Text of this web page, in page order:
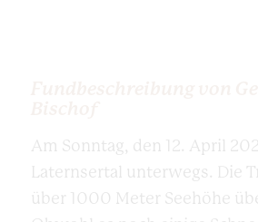
Am Sonntag, den 12. April
Laternsertal unterwegs. Die
über 1000 Meter Seehöhe